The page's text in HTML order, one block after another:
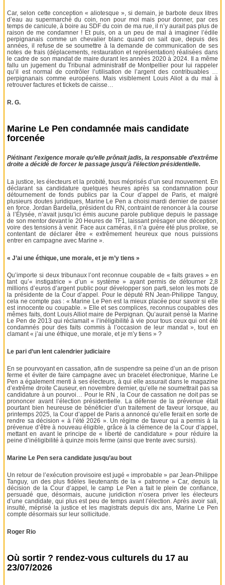
Car, selon cette conception « aliotesque », si demain, je barbote deux litres
d’eau au supermarché du coin, non pour moi mais pour donner, par ces
temps de canicule, à boire au SDF du coin de ma rue, il n’y aurait pas plus de
raison de me condamner ! Et puis, on a un peu de mal à imaginer l’édile
perpignanais comme un chevalier blanc quand on sait que, depuis des
années, il refuse de se soumettre à la demande de communication de ses
notes de frais (déplacements, restauration et représentation) réalisées dans
le cadre de son mandat de maire durant les années 2020 à 2024. Il a même
fallu un jugement du Tribunal administratif de Montpellier pour lui rappeler
qu’il est normal de contrôler l’utilisation de l’argent des contribuables …
perpignanais comme européens. Mais visiblement Louis Aliot a du mal à
retrouver factures et tickets de caisse…
R. G.
Marine Le Pen condamnée mais candidate
forcenée
Piétinant l’exigence morale qu’elle prônait jadis, la responsable d’extrême
droite a décidé de forcer le passage jusqu’à l’élection présidentielle.
La justice, les électeurs et la probité, tous méprisés d’un seul mouvement. En
déclarant sa candidature quelques heures après sa condamnation pour
détournement de fonds publics par la Cour d’appel de Paris, et malgré
plusieurs doutes juridiques, Marine Le Pen a choisi mardi dernier de passer
en force. Jordan Bardella, président du RN, contraint de renoncer à la course
à l’Élysée, n’avait jusqu’ici émis aucune parole publique depuis le passage
de son mentor devant le 20 Heures de TF1, laissant présager une déception,
voire des tensions à venir. Face aux caméras, il n’a guère été plus prolixe, se
contentant de déclarer être « extrêmement heureux que nous puissions
entrer en campagne avec Marine ».
« J’ai une éthique, une morale, et je m’y tiens »
Qu’importe si deux tribunaux l’ont reconnue coupable de « faits graves » en
tant qu’« instigatrice » d’un « système » ayant permis de détourner 2,8
millions d’euros d’argent public pour développer son parti, selon les mots de
la présidente de la Cour d’appel. Pour le député RN Jean-Philippe Tanguy,
cela ne compte pas : « Marine Le Pen est la mieux placée pour savoir si elle
est innocente ou coupable. » Elle et ses complices, reconnus coupables des
mêmes faits, dont Louis Alliot maire de Perpignan. Qu’aurait pensé la Marine
Le Pen de 2013 qui réclamait « l’inéligibilité à vie pour tous ceux qui ont été
condamnés pour des faits commis à l’occasion de leur mandat », tout en
clamant « j’ai une éthique, une morale, et je m’y tiens » ?
Le pari d’un lent calendrier judiciaire
En se pourvoyant en cassation, afin de suspendre sa peine d’un an de prison
ferme et éviter de faire campagne avec un bracelet électronique, Marine Le
Pen a également menti à ses électeurs, à qui elle assurait dans le magazine
d’extrême droite Causeur, en novembre dernier, qu’elle ne soumettrait pas sa
candidature à un pourvoi… Pour le RN , la Cour de cassation ne doit pas se
prononcer avant l’élection présidentielle. La défense de la prévenue était
pourtant bien heureuse de bénéficier d’un traitement de faveur lorsque, au
printemps 2025, la Cour d’appel de Paris a annoncé qu’elle ferait en sorte de
rendre sa décision « à l’été 2026 ». Un régime de faveur qui a permis à la
prévenue d’être à nouveau éligible, grâce à la clémence de la Cour d’appel,
mettant en avant le principe de « liberté de candidature » pour réduire la
peine d’inéligibilité à quinze mois ferme (ainsi que trente avec sursis).
Marine Le Pen sera candidate jusqu’au bout
Un retour de l’exécution provisoire est jugé « improbable » par Jean-Philippe
Tanguy, un des plus fidèles lieutenants de la « patronne » Car, depuis la
décision de la Cour d’appel, le camp Le Pen a fait le plein de confiance,
persuadé que, désormais, aucune juridiction n’osera priver les électeurs
d’une candidate, qui plus est peu de temps avant l’élection. Après avoir sali,
insulté, méprisé la justice et les magistrats depuis dix ans, Marine Le Pen
compte désormais sur leur sollicitude.
Roger Rio
Où sortir ? rendez-vous culturels du 17 au
23/07/2026